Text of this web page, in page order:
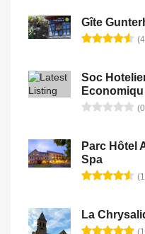
Gîte
Soc
Economiqu
Parc Hôtel
Spa
La